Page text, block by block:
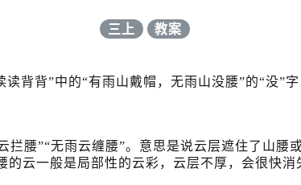
三上 教案
读背背”中的“有雨山戴帽，无雨山没腰”的“没”
拦腰”“无雨云缠腰”。意思是说云层遮住了山腰
的云一般是局部性的云彩，云层不厚，会很快消